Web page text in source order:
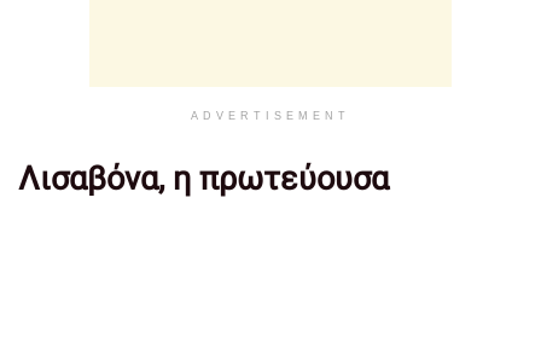
ADVERTISEMENT
Λισαβόνα, η πρωτεύουσα